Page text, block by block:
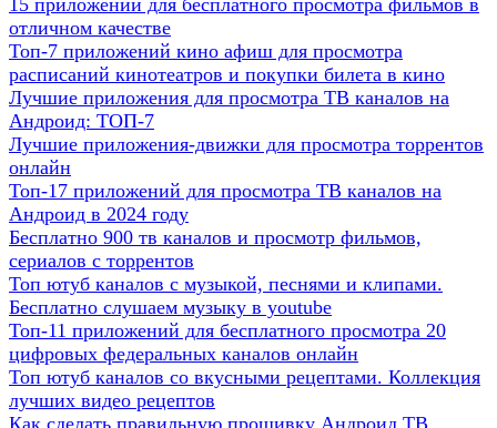
15 приложений для бесплатного просмотра фильмов в
отличном качестве
Топ-7 приложений кино афиш для просмотра
расписаний кинотеатров и покупки билета в кино
Лучшие приложения для просмотра ТВ каналов на
Андроид: ТОП-7
Лучшие приложения-движки для просмотра торрентов
онлайн
Топ-17 приложений для просмотра ТВ каналов на
Андроид в 2024 году
Бесплатно 900 тв каналов и просмотр фильмов,
сериалов с торрентов
Топ ютуб каналов с музыкой, песнями и клипами.
Бесплатно слушаем музыку в youtube
Топ-11 приложений для бесплатного просмотра 20
цифровых федеральных каналов онлайн
Топ ютуб каналов со вкусными рецептами. Коллекция
лучших видео рецептов